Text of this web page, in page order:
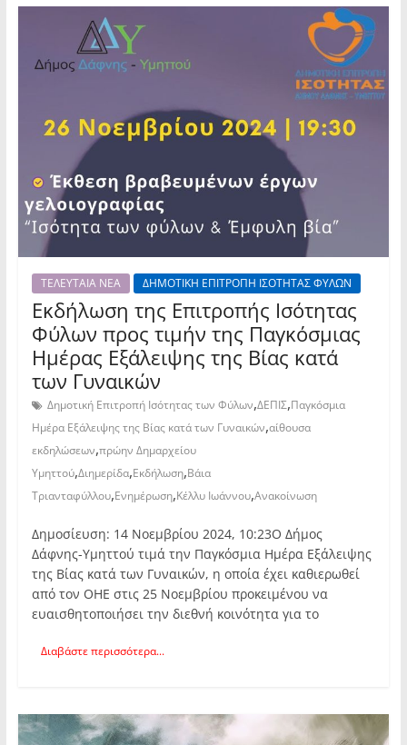
ΤΕΛΕΥΤΑΙΑ ΝΕΑ ΔΗΜΟΤΙΚΗ ΕΠΙΤΡΟΠΗ ΙΣΟΤΗΤΑΣ ΦΥΛΩΝ
Εκδήλωση της Επιτροπής Ισότητας
Φύλων προς τιμήν της Παγκόσμιας
Ημέρας Εξάλειψης της Βίας κατά
των Γυναικών
Δημοτική Επιτροπή Ισότητας των Φύλων,ΔΕΠΙΣ,Παγκόσμια
Ημέρα Εξάλειψης της Βίας κατά των Γυναικών,αίθουσα
εκδηλώσεων,πρώην Δημαρχείου
Υμηττού,Διημερίδα,Εκδήλωση,Βάια
Τριανταφύλλου,Ενημέρωση,Κέλλυ Ιωάννου,Ανακοίνωση
Δημοσίευση: 14 Νοεμβρίου 2024, 10:23Ο Δήμος
Δάφνης-Υμηττού τιμά την Παγκόσμια Ημέρα Εξάλειψης
της Βίας κατά των Γυναικών, η οποία έχει καθιερωθεί
από τον ΟΗΕ στις 25 Νοεμβρίου προκειμένου να
ευαισθητοποιήσει την διεθνή κοινότητα για το
Διαβάστε περισσότερα...